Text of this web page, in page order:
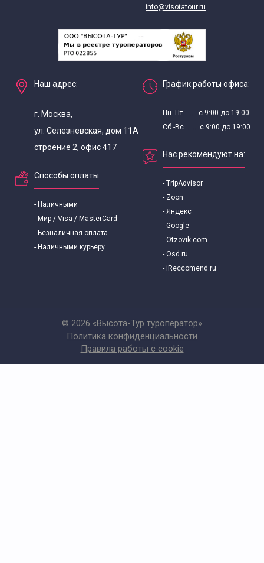
info@visotatour.ru
Наш адрес:
г. Москва,
ул. Селезневская, дом 11А
строение 2, офис 417
Способы оплаты
- Наличными
- Мир / Visa / MasterCard
- Безналичная оплата
- Наличными курьеру
График работы офиса:
Пн.-Пт. ...... с 9:00 до 19:00
Сб.-Вс. ...... с 9:00 до 19:00
Нас рекомендуют на:
- TripAdvisor
- Zoon
- Яндекс
- Google
- Otzovik.com
- Osd.ru
- iReccomend.ru
© 2026 «Высота-Тур туроператор»
Политика конфиденциальности
Правила работы с cookie